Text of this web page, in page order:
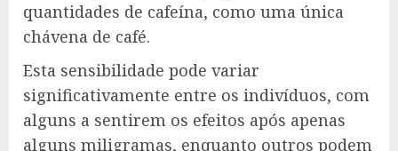
quantidades de cafeína, como uma única
chávena de café.
Esta sensibilidade pode variar
significativamente entre os indivíduos, com
alguns a sentirem os efeitos após apenas
alguns miligramas, enquanto outros podem